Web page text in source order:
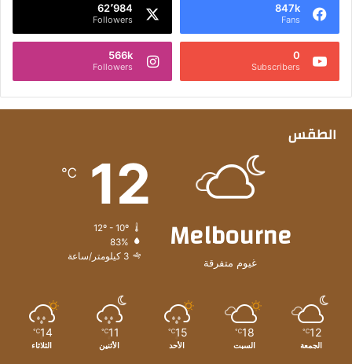
847k
Fans
62٬984
Followers
0
Subscribers
566k
Followers
الطقس
Melbourne
غيوم متفرقة
12
℃
12º - 10º
83%
3 كيلومتر/ساعة
12
℃
الجمعة
18
℃
السبت
15
℃
الأحد
11
℃
الأثنين
14
℃
الثلاثاء